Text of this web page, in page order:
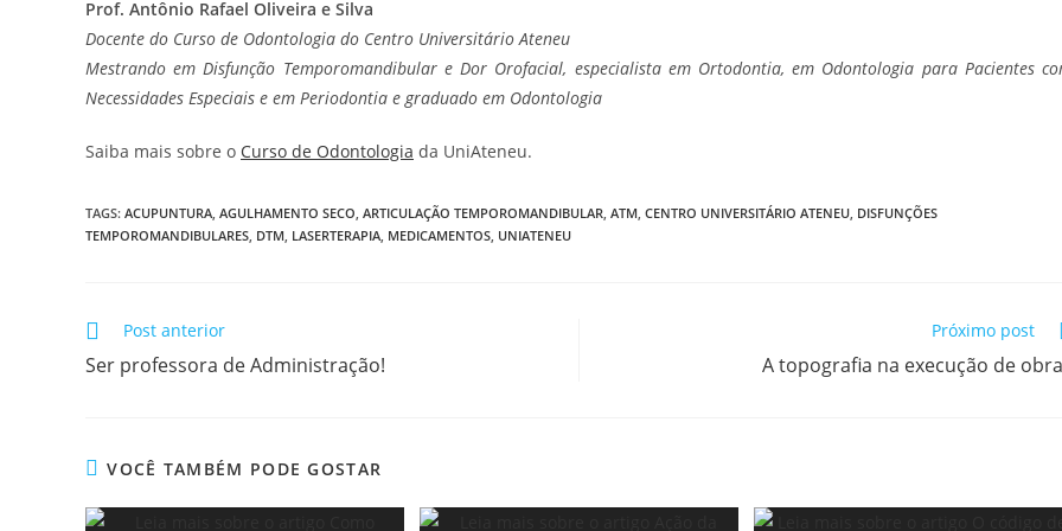
Prof. Antônio Rafael Oliveira e Silva
Docente do Curso de Odontologia do Centro Universitário Ateneu
Mestrando em Disfunção Temporomandibular e Dor Orofacial, especialista em Ortodontia, em Odontologia para Pacientes
Necessidades Especiais e em Periodontia e graduado em Odontologia
Saiba mais sobre o Curso de Odontologia da UniAteneu.
TAGS: ACUPUNTURA, AGULHAMENTO SECO, ARTICULAÇÃO TEMPOROMANDIBULAR, ATM, CENTRO UNIVERSITÁRIO ATENEU, DISFUNÇÕES
TEMPOROMANDIBULARES, DTM, LASERTERAPIA, MEDICAMENTOS, UNIATENEU
Post anterior
Ser professora de Administração!
Próximo post
A topografia na execução de
VOCÊ TAMBÉM PODE GOSTAR